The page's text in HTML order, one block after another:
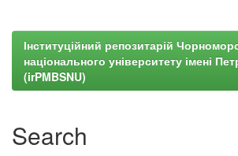
Інституційний репозитарій
національного університету імені
(irPMBSNU)
Search